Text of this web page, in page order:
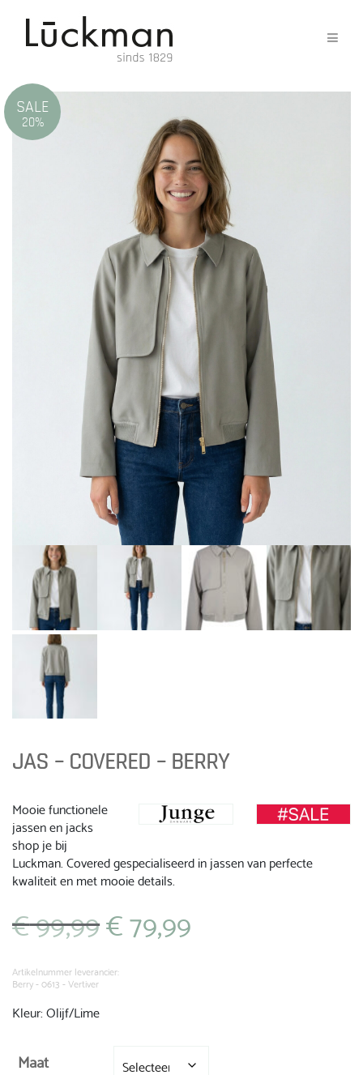
SALE
20%
JAS – COVERED – BERRY
Mooie functionele
jassen en jacks
shop je bij
Luckman. Covered gespecialiseerd in jassen van perfecte
kwaliteit en met mooie details.
€99,99 Oorspronkelijke
prijs
€ 99,99.
€79,99
Artikelnummer leverancier:
Berry - 0613 - Vertiver
Kleur: Olijf/Lime
Maat